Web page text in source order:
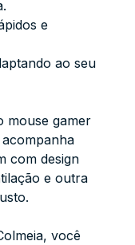
e
ao seu
mouse gamer
com design
e outra
você